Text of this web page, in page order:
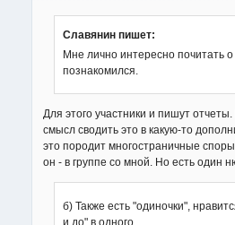
Славянин пишет:
Мне лично интересно почитать
познакомился.
Для этого участники и пишут
смысл сводить это в какую-то
это породит многостраничные
он - в группе со мной. Но есть один
б) Также есть "одиночки",
и до" в одного.